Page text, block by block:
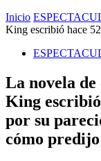
Inicio
King escribió hace
La novela de
King escribió
por su
cómo